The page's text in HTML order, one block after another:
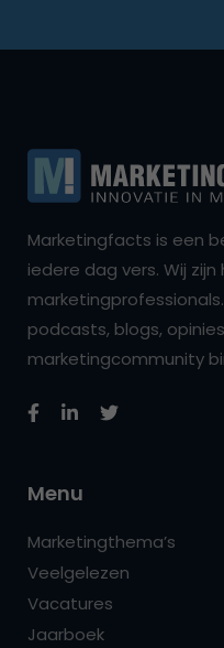
Marketingfacts is een
iedere dag vers. Wij
podcasts, blogs,
marketingcommunity
Menu
Marketingthema’s
Veelgelezen
Vacatures
Jaarboek